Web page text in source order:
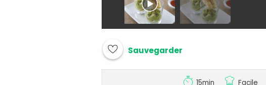
Sauvegarder
15min Facile